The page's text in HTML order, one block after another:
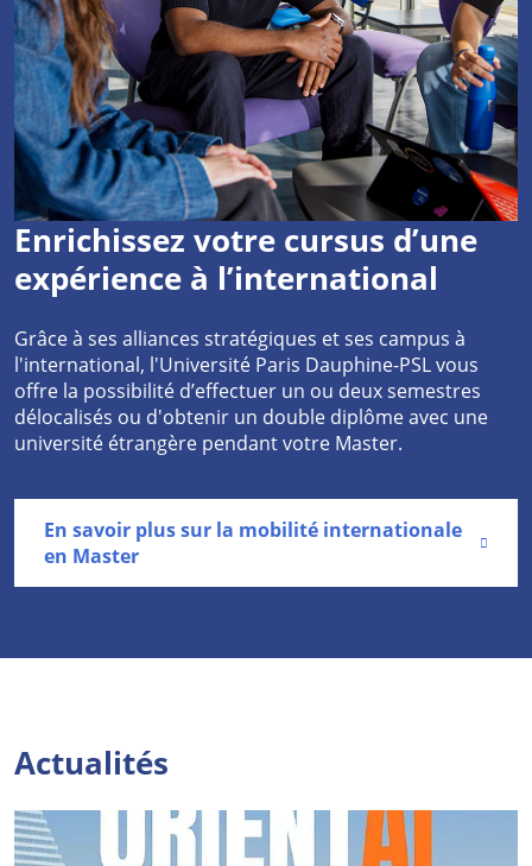
Enrichissez votre cursus d’une
expérience à l’international
Grâce à ses alliances stratégiques et ses campus à
l'international, l'Université Paris Dauphine-PSL vous
offre la possibilité d’effectuer un ou deux semestres
délocalisés ou d'obtenir un double diplôme avec une
université étrangère pendant votre Master.
En savoir plus sur la mobilité internationale
en Master
Actualités